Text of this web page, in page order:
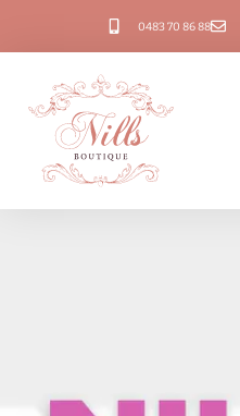
0483 70 86 88